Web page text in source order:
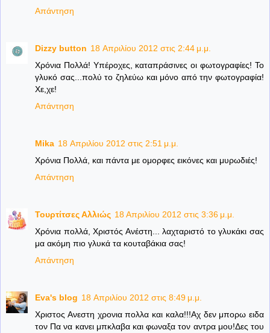
Απάντηση
Dizzy button 18 Απριλίου 2012 στις 2:44 μ.μ.
Χρόνια Πολλά! Υπέροχες, καταπράσινες οι φωτογραφίες! Το
γλυκό σας...πολύ το ζηλεύω και μόνο από την φωτογραφία!
Χε,χε!
Απάντηση
Mika 18 Απριλίου 2012 στις 2:51 μ.μ.
Χρόνια Πολλά, και πάντα με ομορφες εικόνες και μυρωδιές!
Απάντηση
Τουρτίτσες Αλλιώς 18 Απριλίου 2012 στις 3:36 μ.μ.
Χρόνια πολλά, Χριστός Ανέστη... λαχταριστό το γλυκάκι σας
μα ακόμη πιο γλυκά τα κουταβάκια σας!
Απάντηση
Eva's blog 18 Απριλίου 2012 στις 8:49 μ.μ.
Χριστος Ανεστη χρονια πολλα και καλα!!!Αχ δεν μπορω ειδα
τον Πα να κανει μπκλαβα και φωναξα τον αντρα μου!Δες του